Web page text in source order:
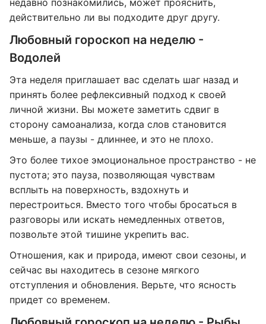
недавно познакомились, может прояснить,
действительно ли вы подходите друг другу.
Любовный гороскоп на неделю -
Водолей
Эта неделя приглашает вас сделать шаг назад и
принять более рефлексивный подход к своей
личной жизни. Вы можете заметить сдвиг в
сторону самоанализа, когда слов становится
меньше, а паузы - длиннее, и это не плохо.
Это более тихое эмоциональное пространство - не
пустота; это пауза, позволяющая чувствам
всплыть на поверхность, вздохнуть и
перестроиться. Вместо того чтобы бросаться в
разговоры или искать немедленных ответов,
позвольте этой тишине укрепить вас.
Отношения, как и природа, имеют свои сезоны, и
сейчас вы находитесь в сезоне мягкого
отступления и обновления. Верьте, что ясность
придет со временем.